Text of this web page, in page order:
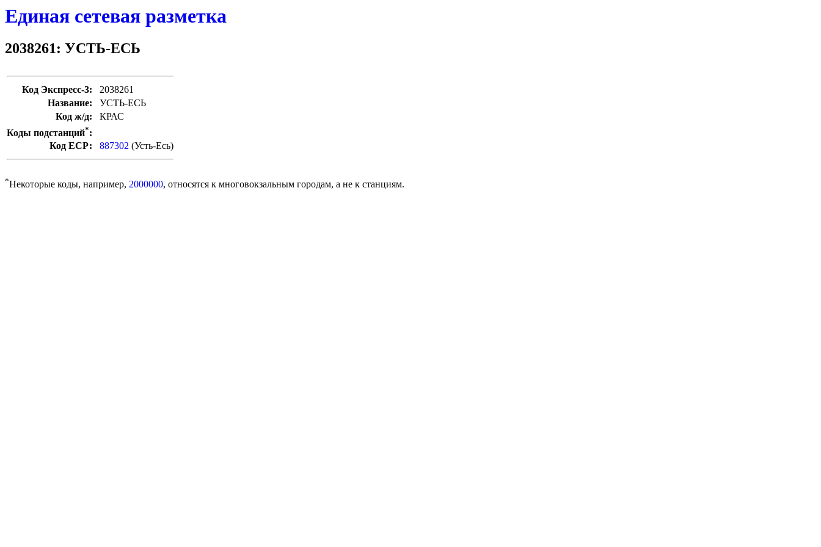
Единая сетевая разметка
2038261: УСТЬ-ЕСЬ
Код Экспресс-3:
2038261
Название:
УСТЬ-ЕСЬ
Код ж/д:
КРАС
Коды подстанций*:
Код ЕСР:
887302 (Усть-Есь)
*Некоторые коды, например, 2000000, относятся к многовокзальным городам, а не к станциям.